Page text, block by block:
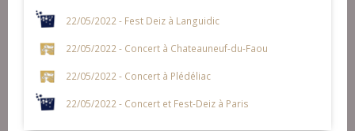
22/05/2022 - Fest Deiz à Languidic
22/05/2022 - Concert à Chateauneuf-du-Faou
22/05/2022 - Concert à Plédéliac
22/05/2022 - Concert et Fest-Deiz à Paris